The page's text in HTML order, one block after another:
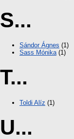
S...
Sándor Ágnes (1)
Sass Mónika(1)
T...
Toldi Alíz (1)
U...